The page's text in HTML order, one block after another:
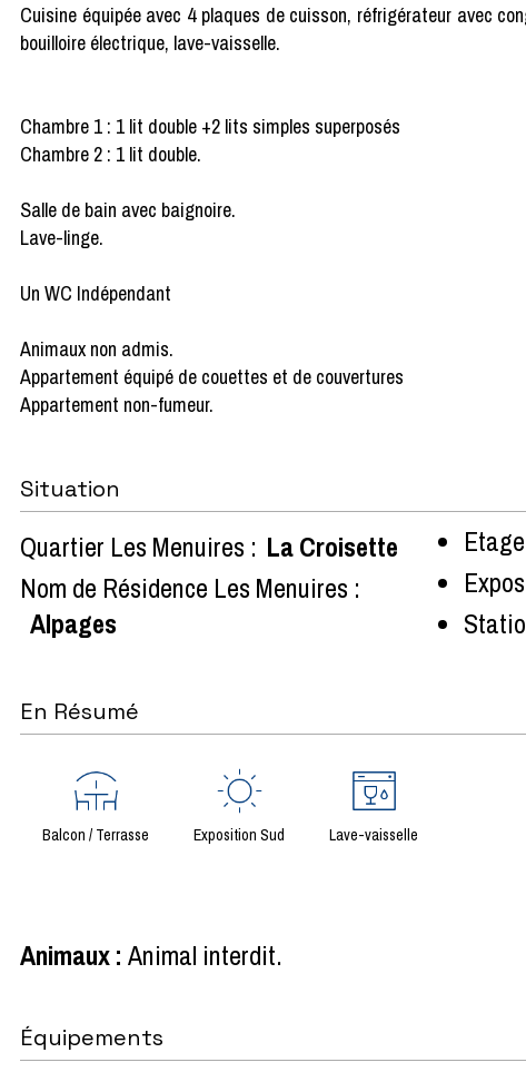
Cuisine équipée avec 4 plaques de cuisson, réfrigérateur avec
bouilloire électrique, lave-vaisselle.
Chambre 1 : 1 lit double +2 lits simples superposés
Chambre 2 : 1 lit double.
Salle de bain avec baignoire.
Lave-linge.
Un WC Indépendant
Animaux non admis.
Appartement équipé de couettes et de couvertures
Appartement non-fumeur.
Situation
Quartier Les Menuires : La Croisette
Nom de Résidence Les Menuires :
Alpages
En Résumé
Balcon / Terrasse Exposition Sud Lave-vaisselle
Animaux: Animal interdit
Équipements